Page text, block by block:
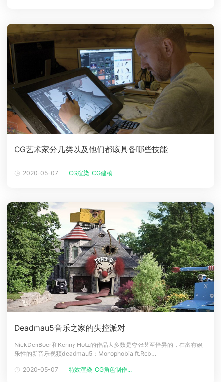
CG艺术家分几类以及他们都该具备哪些技能
2020-05-07 CG渲染 CG建模
Deadmau5音乐之家的失控派对
NickDenBoer和Kenny Hotz的作品大多数是夸张甚至怪异的，在富有娱
乐性的新音乐视频deadmau5：Monophobia ft.Rob
带入一个完全失控的音乐家庭聚会。 DenBoer处理了所有视频的制作，包
2020-05-07 特效渲染 CG角色制作...